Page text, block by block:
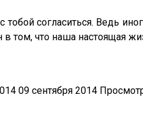
тобой согласиться. Ведь
в том, что наша настоящая
09 сентября 2014